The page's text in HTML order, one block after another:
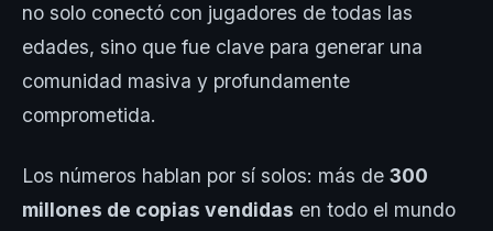
no solo conectó con jugadores de todas las
edades, sino que fue clave para generar una
comunidad masiva y profundamente
comprometida.
Los números hablan por sí solos: más de 300
millones de copias vendidas en todo el mundo